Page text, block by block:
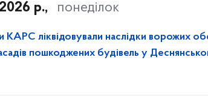
р., понеділок
КАРС ліквідовували наслідки ворожих
пошкоджених будівель у